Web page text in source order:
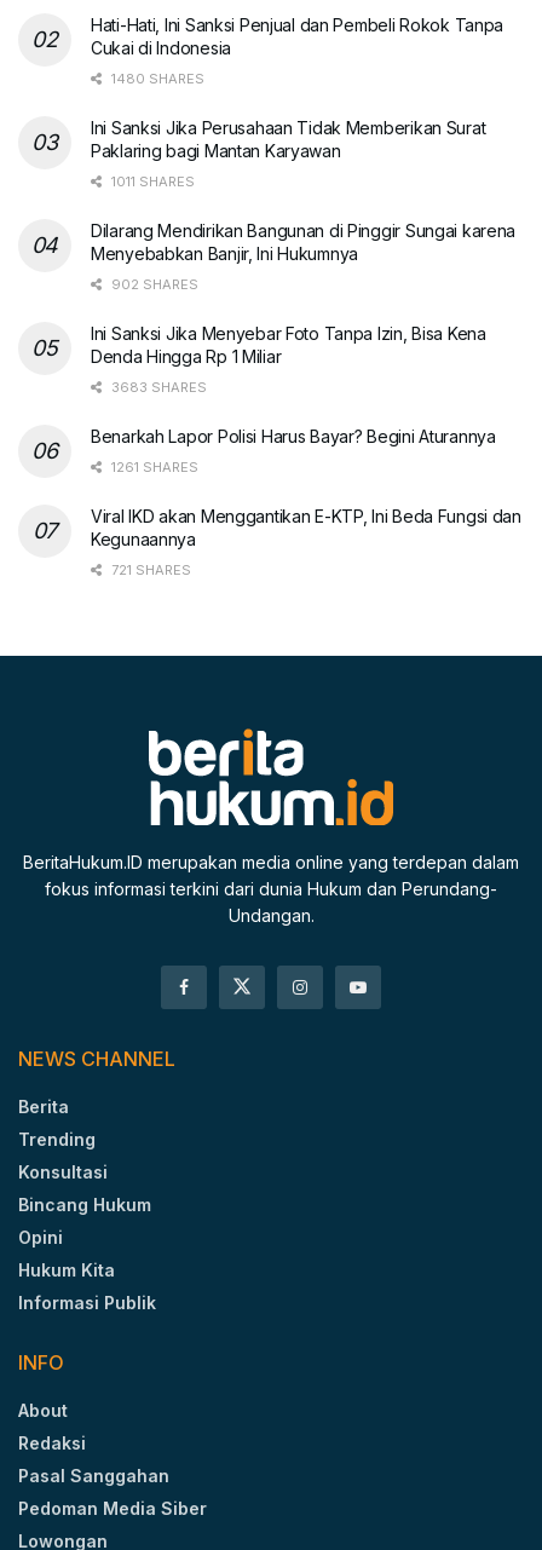
Hati-Hati, Ini Sanksi Penjual dan Pembeli Rokok Tanpa
Cukai di Indonesia
1480 SHARES
Ini Sanksi Jika Perusahaan Tidak Memberikan Surat
Paklaring bagi Mantan Karyawan
1011 SHARES
Dilarang Mendirikan Bangunan di Pinggir Sungai karena
Menyebabkan Banjir, Ini Hukumnya
902 SHARES
Ini Sanksi Jika Menyebar Foto Tanpa Izin, Bisa Kena
Denda Hingga Rp 1 Miliar
3683 SHARES
Benarkah Lapor Polisi Harus Bayar? Begini Aturannya
1261 SHARES
Viral IKD akan Menggantikan E-KTP, Ini Beda Fungsi dan
Kegunaannya
721 SHARES
BeritaHukum.ID merupakan media online yang terdepan dalam
fokus informasi terkini dari dunia Hukum dan Perundang-
Undangan.
NEWS CHANNEL
Berita
Trending
Konsultasi
Bincang Hukum
Opini
Hukum Kita
Informasi Publik
INFO
About
Redaksi
Pasal Sanggahan
Pedoman Media Siber
Lowongan